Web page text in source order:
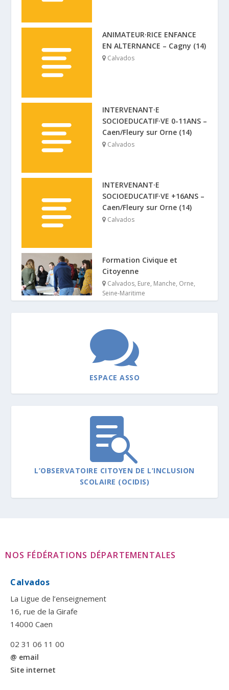
ANIMATEUR·RICE ENFANCE
EN ALTERNANCE – Cagny (14)
Calvados
INTERVENANT·E
SOCIOEDUCATIF·VE 0-11ANS –
Caen/Fleury sur Orne (14)
Calvados
INTERVENANT·E
SOCIOEDUCATIF·VE +16ANS –
Caen/Fleury sur Orne (14)
Calvados
Formation Civique et
Citoyenne
Calvados, Eure, Manche, Orne,
Seine-Maritime

ESPACE ASSO

L’OBSERVATOIRE CITOYEN DE L’INCLUSION
SCOLAIRE (OCIDIS)
NOS FÉDÉRATIONS DÉPARTEMENTALES
Calvados
La Ligue de l’enseignement
16, rue de la Girafe
14000 Caen
02 31 06 11 00
@ email
Site internet